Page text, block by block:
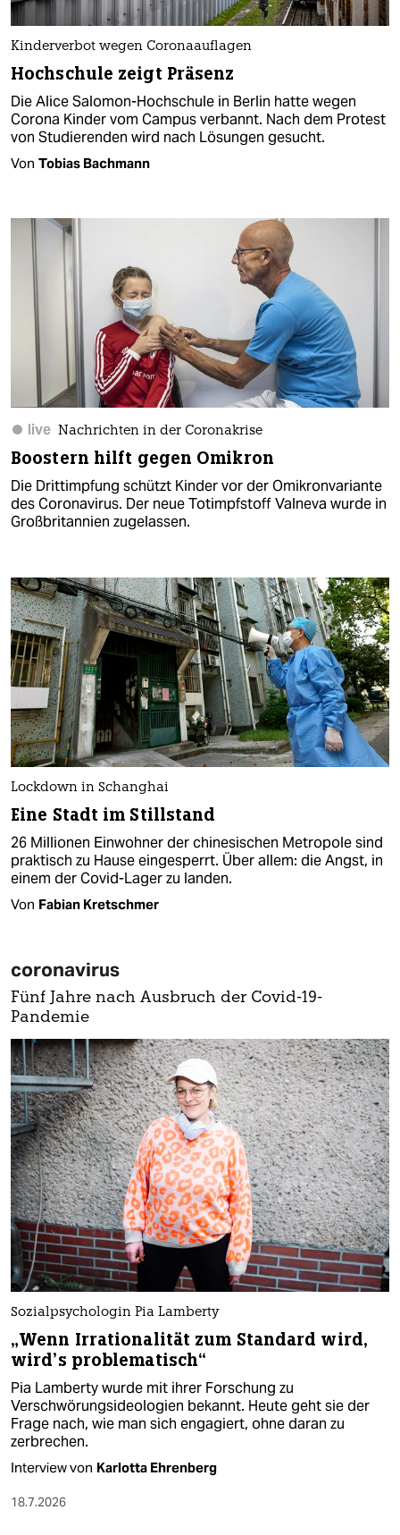
Kinderverbot wegen Coronaauflagen
Hochschule zeigt Präsenz
Die Alice Salomon-Hochschule in Berlin hatte wegen
Corona Kinder vom Campus verbannt. Nach dem Protest
von Studierenden wird nach Lösungen gesucht.
Von Tobias Bachmann
live Nachrichten in der Coronakrise
Boostern hilft gegen Omikron
Die Drittimpfung schützt Kinder vor der Omikronvariante
des Coronavirus. Der neue Totimpfstoff Valneva wurde in
Großbritannien zugelassen.
Lockdown in Schanghai
Eine Stadt im Stillstand
26 Millionen Einwohner der chinesischen Metropole sind
praktisch zu Hause eingesperrt. Über allem: die Angst, in
einem der Covid-Lager zu landen.
Von Fabian Kretschmer
coronavirus
Fünf Jahre nach Ausbruch der Covid-19-
Pandemie
Sozialpsychologin Pia Lamberty
„Wenn Irrationalität zum Standard wird,
wird’s problematisch“
Pia Lamberty wurde mit ihrer Forschung zu
Verschwörungsideologien bekannt. Heute geht sie der
Frage nach, wie man sich engagiert, ohne daran zu
zerbrechen.
Interview von Karlotta Ehrenberg
18.7.2026